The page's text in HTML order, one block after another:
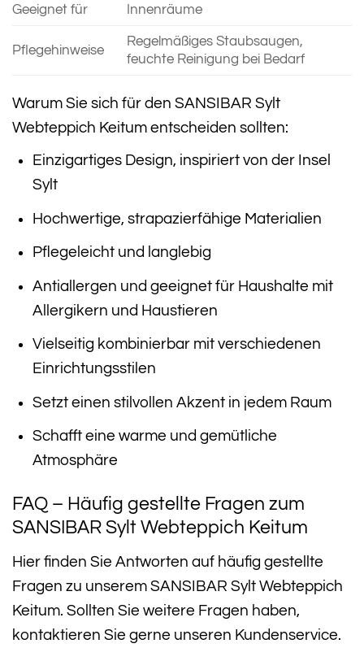
Geeignet für Innenräume
Pflegehinweise
Regelmäßiges Staubsaugen,
feuchte Reinigung bei Bedarf
Warum Sie sich für den SANSIBAR Sylt
Webteppich Keitum entscheiden sollten:
Einzigartiges Design, inspiriert von der Insel
Sylt
Hochwertige, strapazierfähige Materialien
Pflegeleicht und langlebig
Antiallergen und geeignet für Haushalte mit
Allergikern und Haustieren
Vielseitig kombinierbar mit verschiedenen
Einrichtungsstilen
Setzt einen stilvollen Akzent in jedem Raum
Schafft eine warme und gemütliche
Atmosphäre
FAQ – Häufig gestellte Fragen zum
SANSIBAR Sylt Webteppich Keitum
Hier finden Sie Antworten auf häufig gestellte
Fragen zu unserem SANSIBAR Sylt Webteppich
Keitum. Sollten Sie weitere Fragen haben,
kontaktieren Sie gerne unseren Kundenservice.